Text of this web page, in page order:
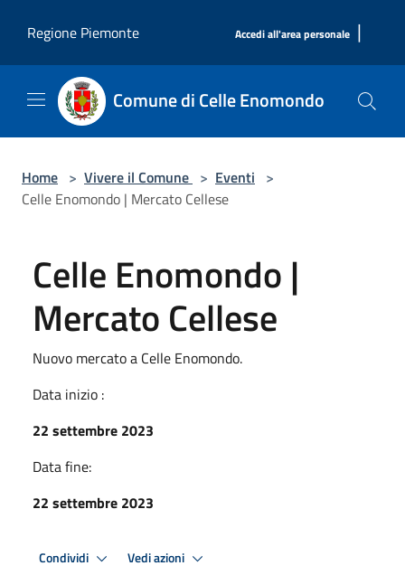
Regione Piemonte
Accedi all'area personale |
Comune di Celle Enomondo
Home > Vivere il Comune > Eventi >
Celle Enomondo | Mercato Cellese
Celle Enomondo |
Mercato Cellese
Nuovo mercato a Celle Enomondo.
Data inizio :
22 settembre 2023
Data fine:
22 settembre 2023
Condividi Vedi azioni